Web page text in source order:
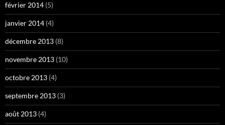
février 2014 (5)
janvier 2014 (4)
décembre 2013 (8)
novembre 2013 (10)
octobre 2013 (4)
septembre 2013 (3)
août 2013 (4)